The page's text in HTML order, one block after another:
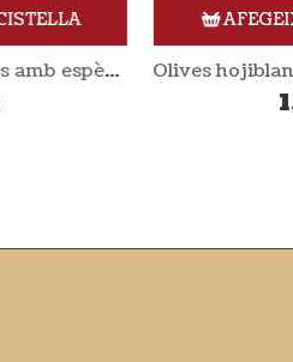
Olives verdial partides amb espècies 350gr CAMPOMAR
AFEGEIX A LA